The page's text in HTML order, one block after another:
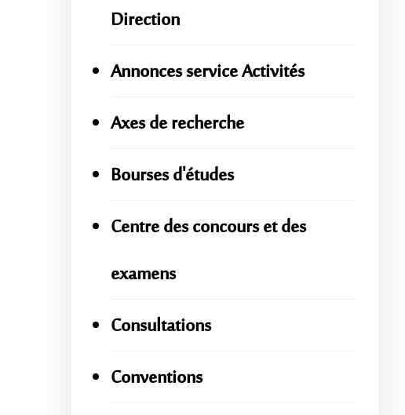
Direction
Annonces service Activités
Axes de recherche
Bourses d'études
Centre des concours et des
examens
Consultations
Conventions